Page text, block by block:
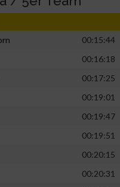
00:15:44
00:16:18
00:17:25
00:19:01
00:19:47
00:19:51
00:20:15
00:20:31